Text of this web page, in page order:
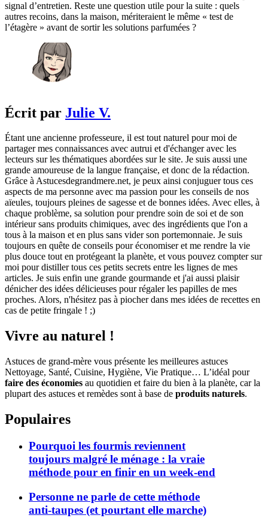
signal d’entretien. Reste une question utile pour la suite : quels
autres recoins, dans la maison, mériteraient le même « test de
l’étagère » avant de sortir les solutions parfumées ?
Écrit par Julie V.
Étant une ancienne professeure, il est tout naturel pour moi de
partager mes connaissances avec autrui et d'échanger avec les
lecteurs sur les thématiques abordées sur le site. Je suis aussi une
grande amoureuse de la langue française, et donc de la rédaction.
Grâce à Astucesdegrandmere.net, je peux ainsi conjuguer tous ces
aspects de ma personne avec ma passion pour les conseils de nos
aïeules, toujours pleines de sagesse et de bonnes idées. Avec elles, à
chaque problème, sa solution pour prendre soin de soi et de son
intérieur sans produits chimiques, avec des ingrédients que l'on a
tous à la maison et en plus sans vider son portemonnaie. Je suis
toujours en quête de conseils pour économiser et me rendre la vie
plus douce tout en protégeant la planète, et vous pouvez compter sur
moi pour distiller tous ces petits secrets entre les lignes de mes
articles. Je suis enfin une grande gourmande et j'ai aussi plaisir
dénicher des idées délicieuses pour régaler les papilles de mes
proches. Alors, n'hésitez pas à piocher dans mes idées de recettes en
cas de petite fringale ! ;)
Vivre au naturel !
Astuces de grand-mère vous présente les meilleures astuces
Nettoyage, Santé, Cuisine, Hygiène, Vie Pratique… L’idéal pour
faire des économies au quotidien et faire du bien à la planète, car la
plupart des astuces et remèdes sont à base de produits naturels.
Populaires
Pourquoi les fourmis reviennent
toujours malgré le ménage : la vraie
méthode pour en finir en un week-end
Personne ne parle de cette méthode
anti-taupes (et pourtant elle marche)